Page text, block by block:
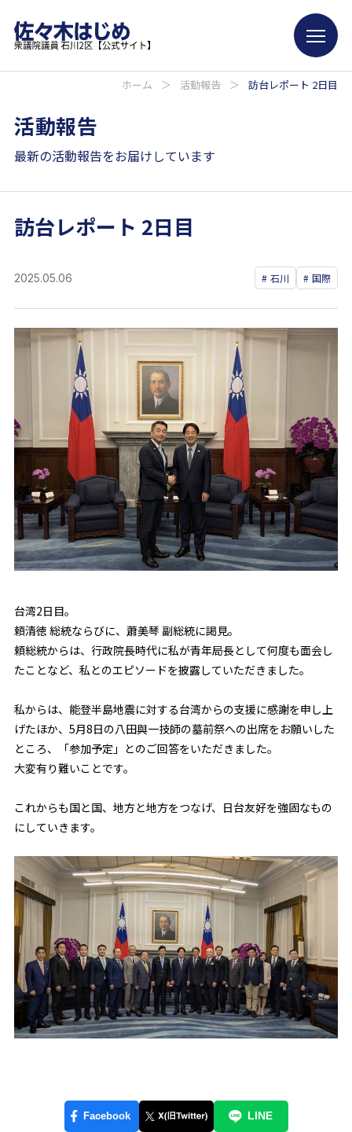
ホーム ＞ 活動報告 ＞ 訪台レポート 2日目
活動報告
最新の活動報告をお届けしています
訪台レポート 2日目
2025.05.06 石川 国際
台湾2日目。
頼清徳 総統ならびに、蕭美琴 副総統に謁見。
頼総統からは、行政院長時代に私が青年局長として何度も面会し
たことなど、私とのエピソードを披露していただきました。
私からは、能登半島地震に対する台湾からの支援に感謝を申し上
げたほか、5月8日の八田與一技師の墓前祭への出席をお願いした
ところ、「参加予定」とのご回答をいただきました。
大変有り難いことです。
これからも国と国、地方と地方をつなげ、日台友好を強固なもの
にしていきます。